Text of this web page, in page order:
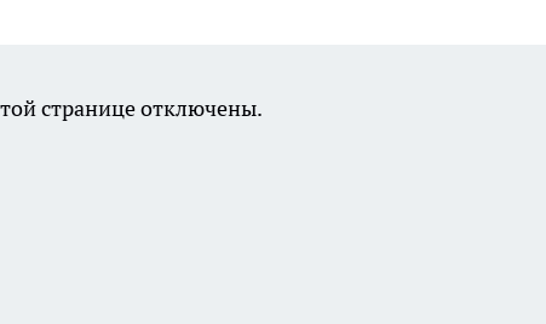
странице отключены.